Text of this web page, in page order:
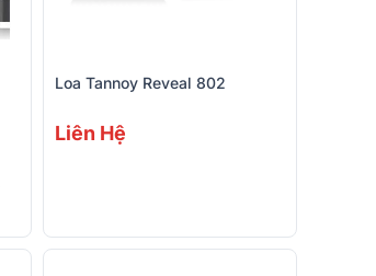
Loa Tannoy Reveal 802
Liên Hệ